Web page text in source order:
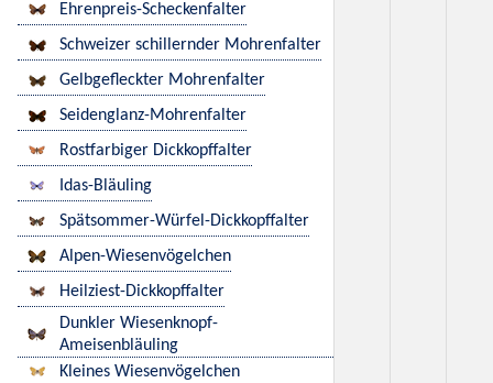
Ehrenpreis-Scheckenfalter
Schweizer schillernder Mohrenfalter
Gelbgefleckter Mohrenfalter
Seidenglanz-Mohrenfalter
Rostfarbiger Dickkopffalter
Idas-Bläuling
Spätsommer-Würfel-Dickkopffalter
Alpen-Wiesenvögelchen
Heilziest-Dickkopffalter
Dunkler Wiesenknopf-
Ameisenbläuling
Kleines Wiesenvögelchen